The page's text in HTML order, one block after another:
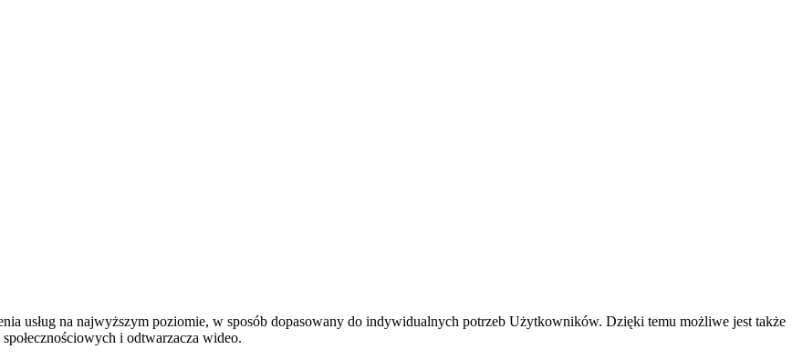
usług na najwyższym poziomie, w sposób dopasowany do indywidualnych potrzeb Użytkowników. Dzięki temu możliwe jest także
i odtwarzacza wideo.